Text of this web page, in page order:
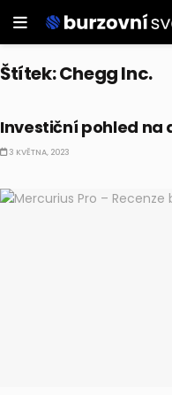
Štítek:Chegg Inc.
Investiční pohled na
3 KVĚTNA, 2023